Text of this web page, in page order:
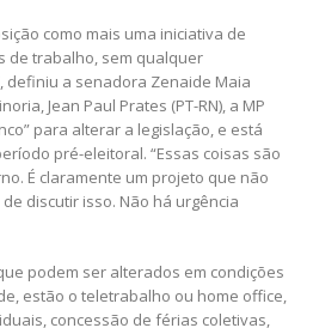
como mais uma iniciativa de
de trabalho, sem qualquer
definiu a senadora Zenaide Maia
Jean Paul Prates (PT-RN), a MP
para alterar a legislação, e está
pré-eleitoral. “Essas coisas são
É claramente um projeto que não
discutir isso. Não há urgência
podem ser alterados em condições
estão o teletrabalho ou home office,
concessão de férias coletivas,